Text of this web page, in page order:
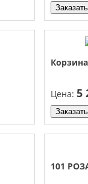
Заказать
Цена: 5
Заказать
101